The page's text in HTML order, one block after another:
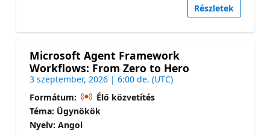
Részletek
Microsoft Agent Framework
Workflows: From Zero to Hero
3 szeptember, 2026 | 6:00 de. (UTC)
Formátum:
Élő közvetítés
Téma: Ügynökök
Nyelv: Angol